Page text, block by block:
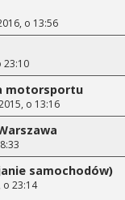
o 13:56
23:10
motorsportu
o 13:16
samochodów)
o 23:14